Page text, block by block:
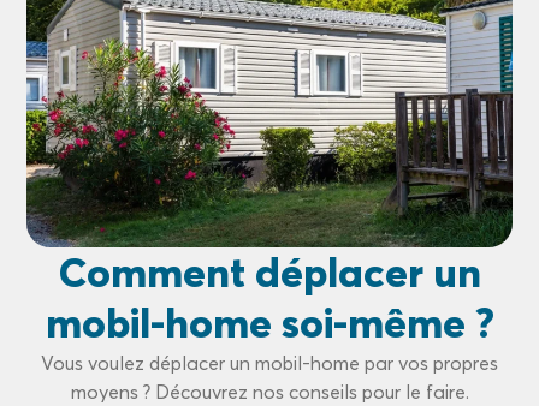
Comment déplacer un
mobil-home soi-même ?
Vous voulez déplacer un mobil-home par vos propres
moyens ? Découvrez nos conseils pour le faire.